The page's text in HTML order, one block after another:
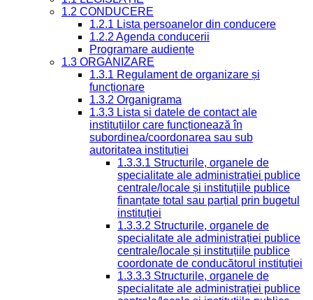
1.2 CONDUCERE
1.2.1 Lista persoanelor din conducere
1.2.2 Agenda conducerii
Programare audiențe
1.3 ORGANIZARE
1.3.1 Regulament de organizare și
funcționare
1.3.2 Organigrama
1.3.3 Lista și datele de contact ale
instituțiilor care funcționează în
subordinea/coordonarea sau sub
autoritatea instituției
1.3.3.1 Structurile, organele de
specialitate ale administrației publice
centrale/locale și instituțiile publice
finanțate total sau parțial prin bugetul
instituției
1.3.3.2 Structurile, organele de
specialitate ale administrației publice
centrale/locale și instituțiile publice
coordonate de conducătorul instituției
1.3.3.3 Structurile, organele de
specialitate ale administrației publice